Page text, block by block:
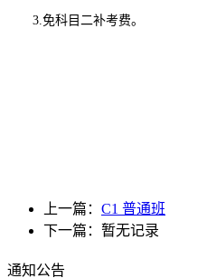
3.免科目二补考费。
上一篇： C1 普通班
下一篇：暂无记录
通知公告